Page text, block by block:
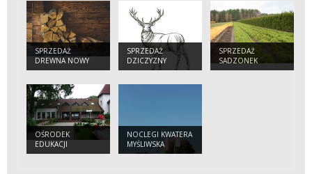
SPRZEDAŻ
DREWNA NOWY
CENNIK 2026
SPRZEDAŻ
DZICZYZNY
SPRZEDAŻ
SADZONEK
OŚRODEK
EDUKACJI
PRZYRODNICZO-
NOCLEGI KWATERA
MYŚLIWSKA